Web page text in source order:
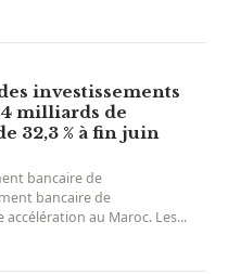
investissements
milliards de
32,3 % à fin juin
bancaire de
bancaire de
au Maroc. Les...